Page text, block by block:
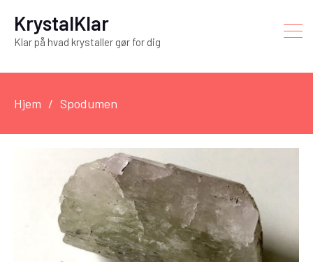
KrystalKlar
Klar på hvad krystaller gør for dig
Hjem Spodumen